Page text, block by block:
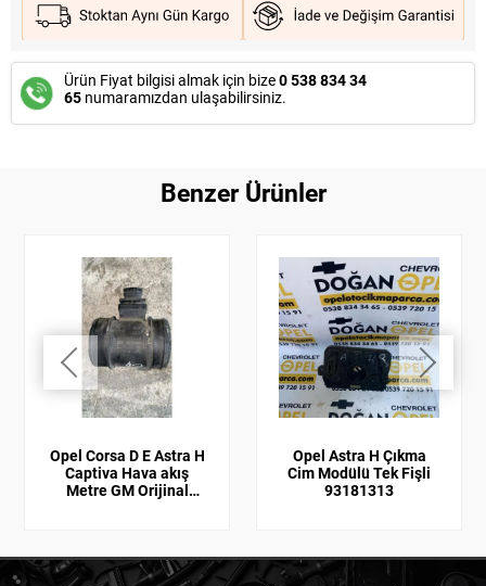
Ürün Fiyat bilgisi almak için bize0 538 834 34
65 numaramızdan ulaşabilirsiniz.
Benzer Ürünler
Opel Corsa D E Astra H
Captiva Hava akış
Metre GM Orijinal
Opel Astra H Çıkma
Cim Modülü Tek Fişli
93181313